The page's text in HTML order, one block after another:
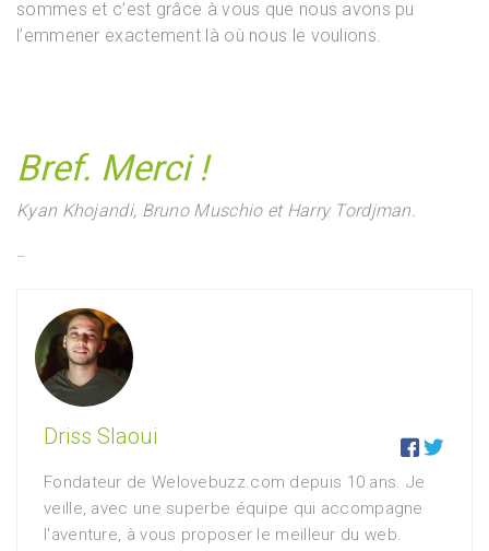
sommes et c’est grâce à vous que nous avons pu
l’emmener exactement là où nous le voulions.
Bref. Merci !
Kyan Khojandi, Bruno Muschio et Harry Tordjman.
–
Driss Slaoui 

Fondateur de Welovebuzz.com depuis 10 ans. Je
veille, avec une superbe équipe qui accompagne
l'aventure, à vous proposer le meilleur du web.